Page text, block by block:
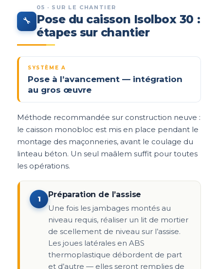
🔧
05 · SUR LE CHANTIER
Pose du caisson Isolbox 30 :
étapes sur chantier
SYSTÈME A
Pose à l’avancement — intégration
au gros œuvre
Méthode recommandée sur construction neuve :
le caisson monobloc est mis en place pendant le
montage des maçonneries, avant le coulage du
linteau béton. Un seul maâlem suffit pour toutes
les opérations.
1
Préparation de l’assise
Une fois les jambages montés au
niveau requis, réaliser un lit de mortier
de scellement de niveau sur l’assise.
Les joues latérales en ABS
thermoplastique débordent de part
et d’autre — elles seront remplies de